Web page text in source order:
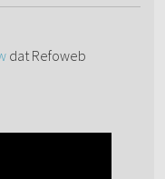
dat Refoweb